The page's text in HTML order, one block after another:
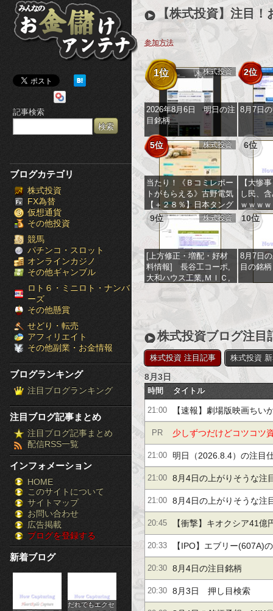
み
ん
な
の
お
金
儲
け
ア
ン
ナ
［ブ
ロ
グ
ラ
ン
キ
ン
グ］-
株
FX
競
馬
パ
チ
記事検索
ブログカテゴリ
株式投資
FX為替
仮想通貨
その他投資
競馬
パチンコ・スロット
オンラインカジノ
その他ギャンブル
ロト６・ミニロト・ナンバ
ーズ
その他懸賞
せどり・転売
アフィリエイト
その他副業・お金情報
ブログランキング
注目ブログランキング
注目ブログ記事まとめ
注目ブログ記事まとめ
配信RSS一覧
インフォメーション
HOME
このサイトについて
サイトマップ
お問い合わせ
広告掲載
ブログを登録する
新着ブログ
だれでもエクセ
【株式投資】注目
参加方法
1位 株式投資
2026年8月6日 明日の注
目銘柄
2位
8月7日
5位 株式投資
当たり！《Ｂコミレポー
トがもらえる》古野電気
【＋２８％】日本タング
ステン【S高】他多数
6位
【大惨
し民、
ｗｗｗｗ
9位 株式投資
[上方修正・増配・好材
料情報] 長谷工コーポ,
大和ハウス工業,ＭＩＣ,
サンコーテクノ,中越パ
ルプ工業,レゾナック,ダ
イキョーニシカワ,セプ
テーニ,ＪＸ金属,コスモ
エネルギ,フコク,ヨドコ
ウ,三菱マテリアル,しず
おかフィナンシャルグル
ープ,楽天銀行,ニッパツ,
栗田工業,ダイフク,日本
金銭機械,ブラザー工業,
湖北工業,能美防災,レー
ザーテック,浜松ホトニ
クス,第一興商,島津製作
所,ニコン,フルヤ金属,
10位
8月7日
目の銘柄
株式投資ブログ注目
株式投資 注目記事 株式投資
8月3日
時間 タイトル
21:00 【速報】劇場版映画ちい
「興行収入1兆円突破」
PR 少しずつだけどコツコツ
公開！月利10％の投資手
21:00 明日（2026.8.4）の注目
21:00 8月4日の上がりそうな注
21:00 8月4日の上がりそうな注
20:45 【衝撃】キオクシア41億
円判決でも買い増しｗｗ
20:33 【IPO】エブリー(607A)
上場)
20:30 8月4日の注目銘柄
20:30 8月3日 押し目検索